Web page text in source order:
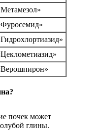
почек может
глины.